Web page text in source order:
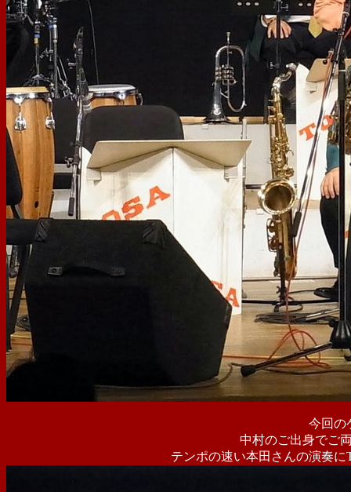
今回の
中村のご出身でご
テンポの速い本田さんの演奏